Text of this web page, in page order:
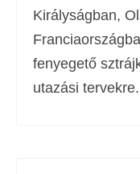
Királyságban,
fenyegető
utazási